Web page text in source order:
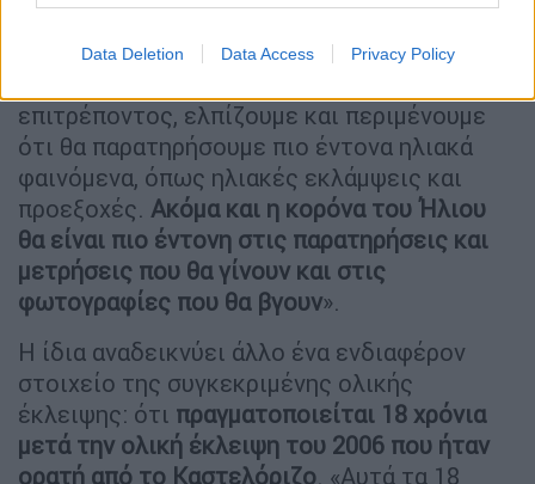
Data Deletion Data Access Privacy Policy
ηλιακά φαινόμενα εμφανίζονται πιο έντονα.
επιτρέποντος, ελπίζουμε και περιμένουμε
ότι θα παρατηρήσουμε πιο έντονα ηλιακά
φαινόμενα, όπως ηλιακές εκλάμψεις και
προεξοχές. Ακόμα και η κορόνα του Ήλιου
θα είναι πιο έντονη στις παρατηρήσεις και
μετρήσεις που θα γίνουν και στις
φωτογραφίες που θα βγουν».
Η ίδια αναδεικνύει άλλο ένα ενδιαφέρον
στοιχείο της συγκεκριμένης ολικής
έκλειψης: ότι πραγματοποιείται 18 χρόνια
μετά την ολική έκλειψη του 2006 που ήταν
ορατή από το Καστελόριζο. «Αυτά τα 18